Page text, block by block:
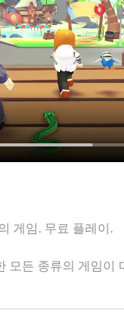
게임. 무료 플레이.
모든 종류의 게임이
에서 치열한 전투를